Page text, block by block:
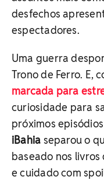
desfechos
espectadores.
Uma guerra
Trono de Ferro. E,
marcada para
curiosidade para
próximos
iBahia separou o
baseado nos
e cuidado com